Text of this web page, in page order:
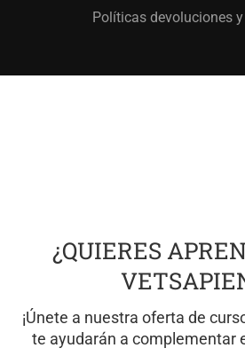
Políticas devoluciones
¿QUIERES
¡Únete a nuestra oferta de
te ayudarán a complementar